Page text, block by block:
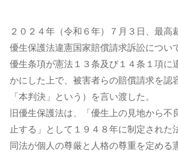
２０２４年（令和６年）７月３日、最高
優生保護法違憲国家賠償請求訴訟につい
優生条項が憲法１３条及び１４条１項に
かにした上で、被害者らの賠償請求を認
「本判決」という）を言い渡した。
旧優生保護法は、「優生上の見地から不
止する」として１９４８年に制定された
同法が個人の尊厳と人格の尊重を定める